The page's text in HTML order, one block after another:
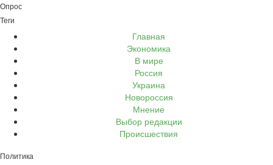
Опрос
Теги
Главная
Экономика
В мире
Россия
Украина
Новороссия
Мнение
Выбор редакции
Происшествия
Политика